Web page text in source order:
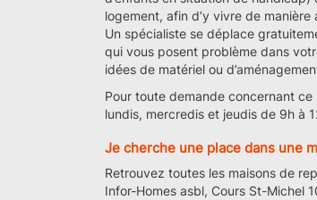
logement, afin d’y vivre de
Un spécialiste se déplace
qui vous posent problème dans
idées de matériel ou
Pour toute demande concernant
lundis, mercredis et jeudis de 9h à
Je cherche une place dans une
Retrouvez toutes les maisons de
Infor-Homes asbl, Cours St-Michel